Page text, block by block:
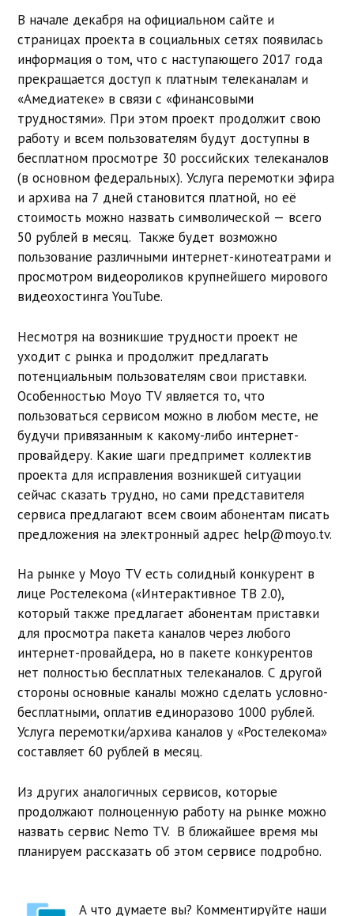
В начале декабря на официальном сайте и
страницах проекта в социальных сетях появилась
информация о том, что с наступающего 2017 года
прекращается доступ к платным телеканалам и
«Амедиатеке» в связи с «финансовыми
трудностями». При этом проект продолжит свою
работу и всем пользователям будут доступны в
бесплатном просмотре 30 российских телеканалов
(в основном федеральных). Услуга перемотки эфира
и архива на 7 дней становится платной, но её
стоимость можно назвать символической — всего
50 рублей в месяц. Также будет возможно
пользование различными интернет-кинотеатрами и
просмотром видеороликов крупнейшего мирового
видеохостинга YouTube.
Несмотря на возникшие трудности проект не
уходит с рынка и продолжит предлагать
потенциальным пользователям свои приставки.
Особенностью Moyo TV является то, что
пользоваться сервисом можно в любом месте, не
будучи привязанным к какому-либо интернет-
провайдеру. Какие шаги предпримет коллектив
проекта для исправления возникшей ситуации
сейчас сказать трудно, но сами представителя
сервиса предлагают всем своим абонентам писать
предложения на электронный адрес help@moyo.tv.
На рынке у Moyo TV есть солидный конкурент в
лице Ростелекома («Интерактивное ТВ 2.0),
который также предлагает абонентам приставки
для просмотра пакета каналов через любого
интернет-провайдера, но в пакете конкурентов
нет полностью бесплатных телеканалов. С другой
стороны основные каналы можно сделать условно-
бесплатными, оплатив единоразово 1000 рублей.
Услуга перемотки/архива каналов у «Ростелекома»
составляет 60 рублей в месяц.
Из других аналогичных сервисов, которые
продолжают полноценную работу на рынке можно
назвать сервис Nemo TV. В ближайшее время мы
планируем рассказать об этом сервисе подробно.
А что думаете вы? Комментируйте наши